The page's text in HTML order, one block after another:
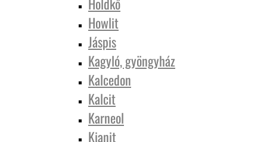
Howlit
Jáspis
Kagyló, gyöngyház
Kalcedon
Kalcit
Karneol
Kianit